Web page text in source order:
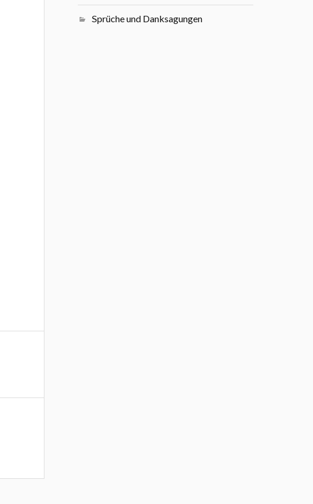
Sprüche und Danksagungen